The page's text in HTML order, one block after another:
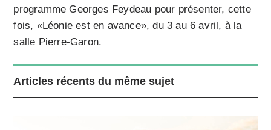
programme Georges Feydeau pour présenter, cette
fois, «Léonie est en avance», du 3 au 6 avril, à la
salle Pierre-Garon.
Articles récents du même sujet